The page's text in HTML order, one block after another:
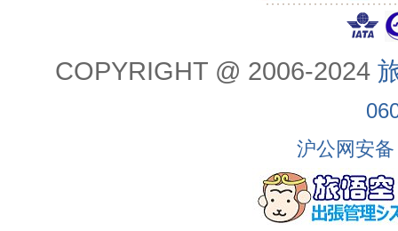
COPYRIGHT @ 2006-2024
沪公网安